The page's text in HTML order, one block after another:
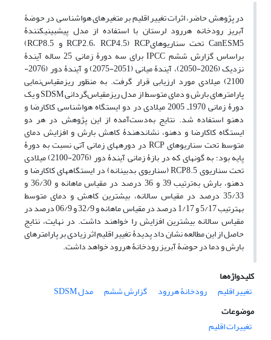
در پژوهش حاضر، اثرات تغییر اقلیم بر متغیرهای هواشناسی در حوضۀ
آبریز رودخانه هررود لرستان با استفاده از مدل پیش‏بینی‏کنندۀ
CanESM5 تحت سناریوهایRCP (RCP2.6، RCP4.5 و RCP8.5)
براساس گزارش ششم IPCC برای سه دورۀ زمانی 25 ساله آیندۀ
نزدیک (2026-2050)، آیندۀ میانی (2051-2075) و آیندۀ دور (2076-
2100) میلادی مورد ارزیابی قرار گرفت. به ‏منظور ریزمقیاس‌نمایی
پارامترهای بارش و دمای متوسط از مدل ریزمقیاس‌گردانی SDSM و یک
دورۀ زمانی 1970ـ 2005 میلادی در دو ایستگاه هواشناسی کاکارضا و
دهنو استفاده شد. نتایج به‌‌دست‌آمده از این پژوهش در هر دو
ایستگاه کاکارضا و دهنو، نشان‏دهندۀ کاهش بارش و افزایش دمای
متوسط تحت سناریوهای RCP در دوره‏های زمانی آتی نسبت به دورۀ
پایه بود؛ به گونه‏ای که در بازۀ زمانی آیندۀ دور (2076-2100) میلادی
تحت سناریوی RCP8.5 (سناریوی بدبینانه) در ایستگاه‏های کاکارضا و
دهنو، بارش به‌ترتیب 39 و 36 درصد در مقیاس ماهانه و 36/30 و
35/33 درصد در مقیاس سالانه، بیشترین کاهش و دمای متوسط
به‏ترتیب 5/17 و 1/17 درصد در مقیاس ماهانه و 32/9 و 06/9 درصد در
مقیاس سالانه بیشترین افزایش را خواهند داشت. در نهایت، نتایج
حاصل از این مطالعه نشان داد پدیدۀ تغییر اقلیم اثر زیادی بر پارامترهای
بارش و دما در حوضۀ آبریز رودخانۀ هررود خواهد داشت.
کلیدواژه‌ها
تغییر اقلیم
رودخانۀ هررود گزارش ششم
مدل SDSM
موضوعات
تغییرات اقلیم